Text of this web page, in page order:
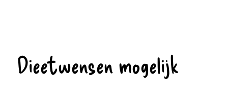
Dieetwensen mogelijk